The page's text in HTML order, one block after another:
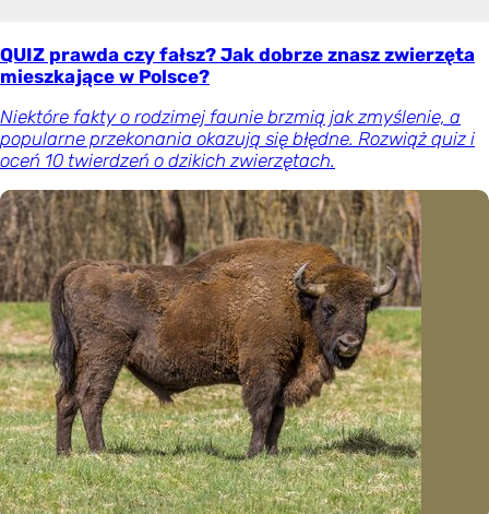
QUIZ prawda czy fałsz? Jak dobrze znasz zwierzęta
mieszkające w Polsce?
Niektóre fakty o rodzimej faunie brzmią jak zmyślenie, a
popularne przekonania okazują się błędne. Rozwiąż quiz i
oceń 10 twierdzeń o dzikich zwierzętach.